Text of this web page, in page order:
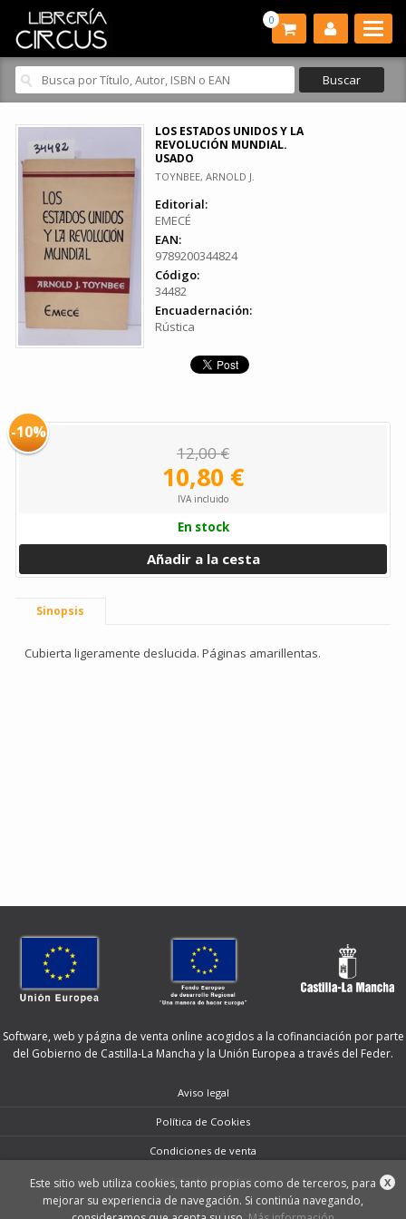
0
LOS ESTADOS UNIDOS Y LA
REVOLUCIÓN MUNDIAL.
USADO
TOYNBEE, ARNOLD J.
Editorial:
EMECÉ
EAN:
9789200344824
Código:
34482
Encuadernación:
Rústica
-10%
12,00 €
10,80 €
IVA incluido
En stock
Añadir a la cesta
Sinopsis
Cubierta ligeramente deslucida. Páginas amarillentas.
Software, web y página de venta online acogidos a la cofinanciación por parte
del Gobierno de Castilla-La Mancha y la Unión Europea a través del Feder.
Aviso legal
Política de Cookies
Condiciones de venta
Protección de datos
2026 © Librería Circus
X
Este sitio web utiliza cookies, tanto propias como de terceros, para
mejorar su experiencia de navegación. Si continúa navegando,